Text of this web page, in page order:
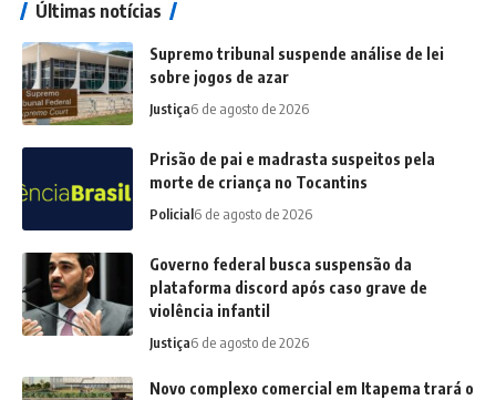
Últimas notícias
Supremo tribunal suspende análise de lei
sobre jogos de azar
Justiça6 de agosto de 2026
Prisão de pai e madrasta suspeitos pela
morte de criança no Tocantins
Policial6 de agosto de 2026
Governo federal busca suspensão da
plataforma discord após caso grave de
violência infantil
Justiça6 de agosto de 2026
Novo complexo comercial em Itapema trará o